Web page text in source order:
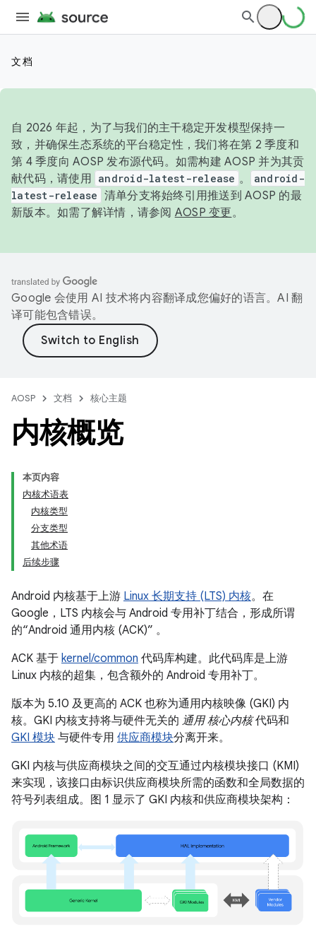
文档
自 2026 年起，为了与我们的主干稳定开发模型保持一
致，并确保生态系统的平台稳定性，我们将在第 2 季度和
第 4 季度向 AOSP 发布源代码。如需构建 AOSP 并为其贡
献代码，请使用 android-latest-release 。
android-
latest-release 清单分支将始终引用推送到 AOSP 的最
新版本。如需了解详情，请参阅 AOSP 变更。
Google 会使用 AI 技术将内容翻译成您偏好的语言。AI 翻
译可能包含错误。
AOSP 文档 核心主题
内核概览
本页内容
内核术语表
内核类型
分支类型
其他术语
后续步骤
Android 内核基于上游 Linux 长期支持 (LTS) 内核。在
Google，LTS 内核会与 Android 专用补丁结合，形成所谓
的“Android 通用内核 (ACK)” 。
ACK 基于 kernel/common 代码库构建。此代码库是上游
Linux 内核的超集，包含额外的 Android 专用补丁。
版本为 5.10 及更高的 ACK 也称为通用内核映像 (GKI) 内
核。GKI 内核支持将与硬件无关的 通用 核心内核代码和
GKI 模块 与硬件专用 供应商模块分离开来。
GKI 内核与供应商模块之间的交互通过内核模块接口 (KMI)
来实现，该接口由标识供应商模块所需的函数和全局数据的
符号列表组成。图 1 显示了 GKI 内核和供应商模块架构：